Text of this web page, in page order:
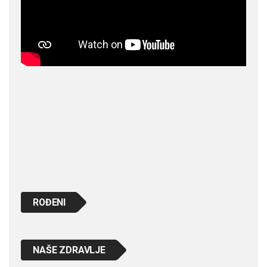
ROĐENI
NAŠE ZDRAVLJE